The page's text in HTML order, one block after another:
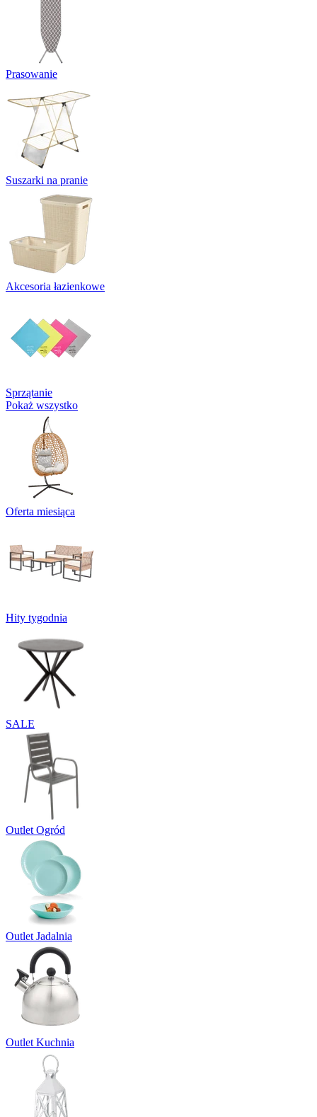
Prasowanie
Suszarki na pranie
Akcesoria łazienkowe
Sprzątanie
Pokaż wszystko
Oferta miesiąca
Hity tygodnia
SALE
Outlet Ogród
Outlet Jadalnia
Outlet Kuchnia